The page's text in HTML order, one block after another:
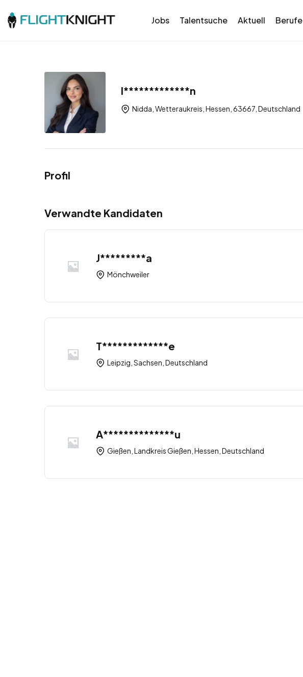
Jobs Talentsuche Aktuell Berufe
I*************n
Nidda, Wetteraukreis, Hessen, 63667, Deutschland
Profil
Verwandte Kandidaten
J*********a
Mönchweiler
T*************e
Leipzig, Sachsen, Deutschland
A**************u
Gießen, Landkreis Gießen, Hessen, Deutschland